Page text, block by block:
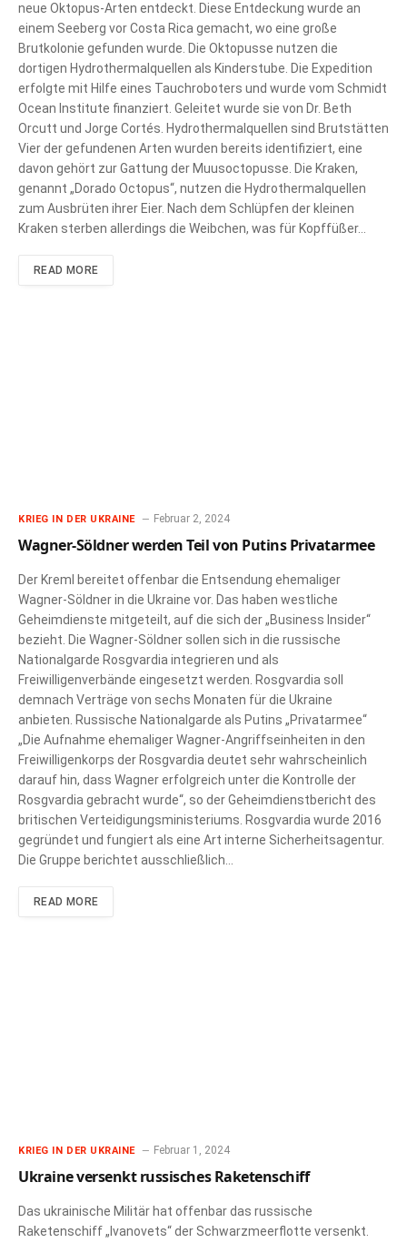
neue Oktopus-Arten entdeckt. Diese Entdeckung wurde an
einem Seeberg vor Costa Rica gemacht, wo eine große
Brutkolonie gefunden wurde. Die Oktopusse nutzen die
dortigen Hydrothermalquellen als Kinderstube. Die Expedition
erfolgte mit Hilfe eines Tauchroboters und wurde vom Schmidt
Ocean Institute finanziert. Geleitet wurde sie von Dr. Beth
Orcutt und Jorge Cortés. Hydrothermalquellen sind Brutstätten
Vier der gefundenen Arten wurden bereits identifiziert, eine
davon gehört zur Gattung der Muusoctopusse. Die Kraken,
genannt „Dorado Octopus“, nutzen die Hydrothermalquellen
zum Ausbrüten ihrer Eier. Nach dem Schlüpfen der kleinen
Kraken sterben allerdings die Weibchen, was für Kopffüßer…
READ MORE
KRIEG IN DER UKRAINE Februar 2, 2024
Wagner-Söldner werden Teil von Putins Privatarmee
Der Kreml bereitet offenbar die Entsendung ehemaliger
Wagner-Söldner in die Ukraine vor. Das haben westliche
Geheimdienste mitgeteilt, auf die sich der „Business Insider“
bezieht. Die Wagner-Söldner sollen sich in die russische
Nationalgarde Rosgvardia integrieren und als
Freiwilligenverbände eingesetzt werden. Rosgvardia soll
demnach Verträge von sechs Monaten für die Ukraine
anbieten. Russische Nationalgarde als Putins „Privatarmee“
„Die Aufnahme ehemaliger Wagner-Angriffseinheiten in den
Freiwilligenkorps der Rosgvardia deutet sehr wahrscheinlich
darauf hin, dass Wagner erfolgreich unter die Kontrolle der
Rosgvardia gebracht wurde“, so der Geheimdienstbericht des
britischen Verteidigungsministeriums. Rosgvardia wurde 2016
gegründet und fungiert als eine Art interne Sicherheitsagentur.
Die Gruppe berichtet ausschließlich…
READ MORE
KRIEG IN DER UKRAINE Februar 1, 2024
Ukraine versenkt russisches Raketenschiff
Das ukrainische Militär hat offenbar das russische
Raketenschiff „Ivanovets“ der Schwarzmeerflotte versenkt.